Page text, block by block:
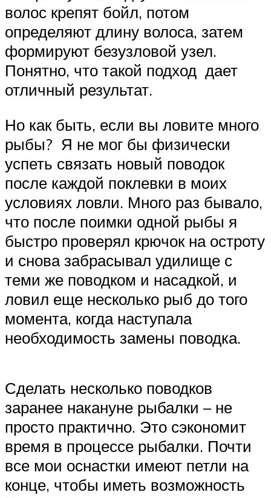
волос крепят бойл, потом
определяют длину волоса, затем
формируют безузловой узел.
Понятно, что такой подход дает
отличный результат.
Но как быть, если вы ловите много
рыбы? Я не мог бы физически
успеть связать новый поводок
после каждой поклевки в моих
условиях ловли. Много раз бывало,
что после поимки одной рыбы я
быстро проверял крючок на остроту
и снова забрасывал удилище с
теми же поводком и насадкой, и
ловил еще несколько рыб до того
момента, когда наступала
необходимость замены поводка.
Сделать несколько поводков
заранее накануне рыбалки – не
просто практично. Это сэкономит
время в процессе рыбалки. Почти
все мои оснастки имеют петли на
конце, чтобы иметь возможность